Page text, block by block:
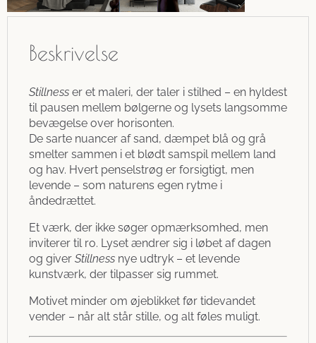
Beskrivelse
Stillness er et maleri, der taler i stilhed – en hyldest
til pausen mellem bølgerne og lysets langsomme
bevægelse over horisonten.
De sarte nuancer af sand, dæmpet blå og grå
smelter sammen i et blødt samspil mellem land
og hav. Hvert penselstrøg er forsigtigt, men
levende – som naturens egen rytme i
åndedrættet.
Et værk, der ikke søger opmærksomhed, men
inviterer til ro. Lyset ændrer sig i løbet af dagen
og giver Stillness nye udtryk – et levende
kunstværk, der tilpasser sig rummet.
Motivet minder om øjeblikket før tidevandet
vender – når alt står stille, og alt føles muligt.